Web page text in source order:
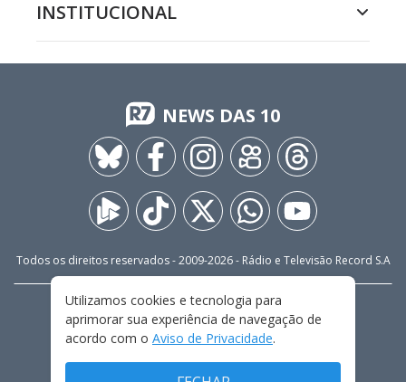
INSTITUCIONAL
NEWS DAS 10
Todos os direitos reservados - 2009-2026- Rádio e Televisão Record S.A
FALE CONOSCO
PRIVACIDADE
TERMOS E CONDIÇÕES DE USO
Utilizamos cookies e tecnologia para
aprimorar sua experiência de navegação de
acordo com o Aviso de Privacidade.